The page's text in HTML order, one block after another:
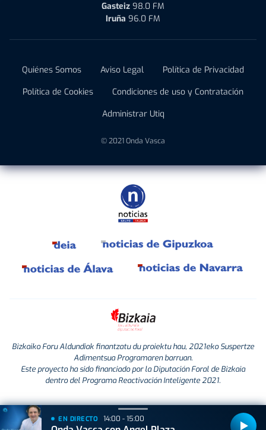
Gasteiz 98.0 FM
Iruña 96.0 FM
Quiénes Somos Aviso Legal
Política de Privacidad
Política de Cookies
Condiciones de uso y Contratación
Administrar Utiq
© 2021 Onda Vasca
Bizkaiko Foru Aldundiak finantzatu du proiektu hau, 2021eko Suspertze
Adimentsua Programaren barruan.
Este proyecto ha sido financiado por la Diputación Foral de Bizkaia
dentro del Programa Reactivación Inteligente 2021.
EN DIRECTO 14:00 - 15:00